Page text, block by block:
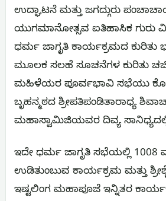
ಉದ್ಘಾಟನೆ ಮತ್ತು ಜಗದ್ಗುರು
ಯುಗಮಾನೋತ್ಸವ ಐತಿಹಾಸಿಕ ಗುರು
ಧರ್ಮ ಜಾಗೃತಿ ಕಾರ್ಯಕ್ರಮದ
ಮೂಲಕ ಸಲಹೆ ಸೂಚನೆಗಳ ಕುರಿತು
ಮಹಿಳೆಯರ ಪೂರ್ವಭಾವಿ ಸಭೆಯು
ಬೃಹನ್ಮಠದ ಶ್ರೀಪತಿಪಂಡಿತಾರಾಧ್ಯ
ಮಹಾಸ್ವಾಮಿಜಿಯವರ ದಿವ್ಯ
ಇದೇ ಧರ್ಮ ಜಾಗೃತಿ ಸಭೆಯಲ್ಲಿ 1008
ಉಡಿತುಂಬುವ ಕಾರ್ಯಕ್ರಮ ಮತ್ತು
ಇಷ್ಟಲಿಂಗ ಮಹಾಪೂಜೆ ಇನ್ನಿತರ